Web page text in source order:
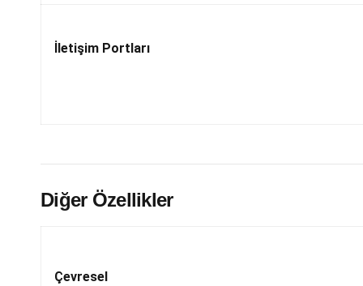
İletişim Portları
Diğer Özellikler
Çevresel